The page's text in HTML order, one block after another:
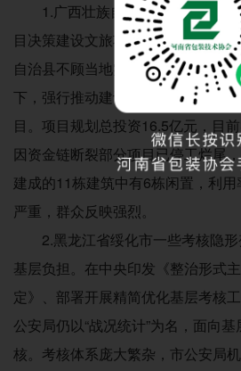
1.广西壮族自治区桂林市恭城
目决策建设文旅项目，造成闲置浪
自治县不顾当地实际条件，在缺乏
下，强行推动建设总占地面积约
目。项目规划总投资16.5亿元，目
因资金链断裂部分项目已停工烂尾
建成的11栋建筑中有6栋闲置，利
严重，群众反映强烈。
2.黑龙江省绥化市一些考核隐
基层负担。在中央印发《整治形式
定》、部署开展精简优化基层考核
公安局仍以“战况统计”为名，面向
核。考核体系庞大繁杂，市公安局